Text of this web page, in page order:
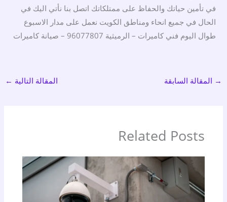
في تأمين حياتك والحفاظ على ممتلكاتك اتصل بنا نأتي اليك في
الحال في جميع انحاء ومناطق الكويت نعمل على مدار الاسبوع
طوال اليوم فني كاميرات – الرميثية 96077807 – صيانة كاميرات
→ المقالة السابقة المقالة التالية ←
Related Posts